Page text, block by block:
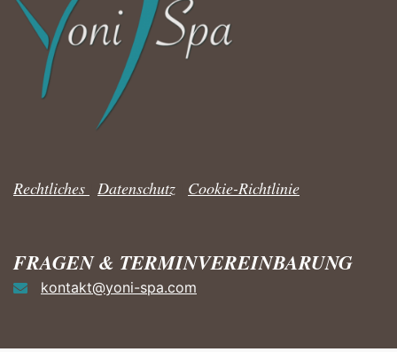
Rechtliches Datenschutz Cookie-Richtlinie
FRAGEN & TERMINVEREINBARUNG
kontakt@yoni-spa.com